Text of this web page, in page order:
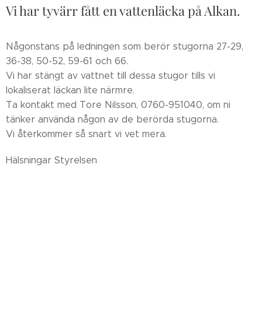
Vi har tyvärr fått en vattenläcka på Alkan.
Någonstans på ledningen som berör stugorna 27-29,
36-38, 50-52, 59-61 och 66.
Vi har stängt av vattnet till dessa stugor tills vi
lokaliserat läckan lite närmre.
Ta kontakt med Tore Nilsson, 0760-951040, om ni
tänker använda någon av de berörda stugorna.
Vi återkommer så snart vi vet mera.
Hälsningar Styrelsen